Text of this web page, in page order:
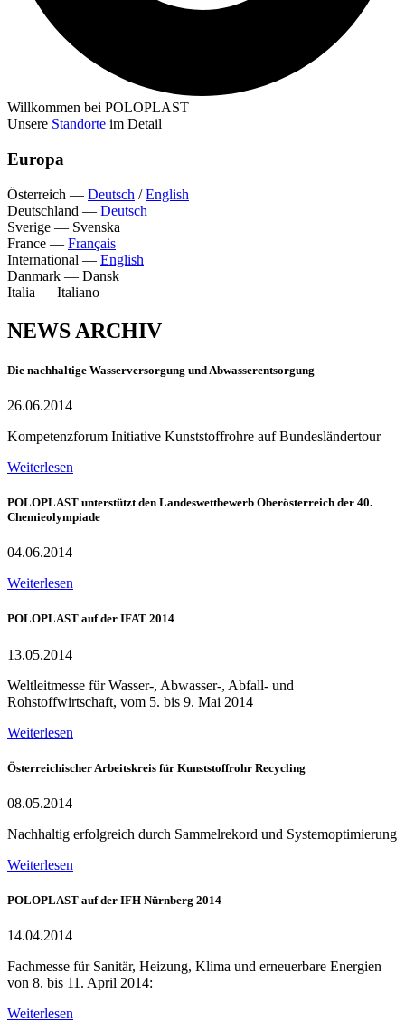
Willkommen bei POLOPLAST
Unsere Standorte im Detail
Europa
Österreich — Deutsch /English
Deutschland — Deutsch
Sverige — Svenska
France — Français
International — English
Danmark — Dansk
Italia — Italiano
NEWS ARCHIV
Die nachhaltige Wasserversorgung und Abwasserentsorgung
26.06.2014
Kompetenzforum Initiative Kunststoffrohre auf Bundesländertour
Weiterlesen
POLOPLAST unterstützt den Landeswettbewerb Oberösterreich der 40.
Chemieolympiade
04.06.2014
Weiterlesen
POLOPLAST auf der IFAT 2014
13.05.2014
Weltleitmesse für Wasser-, Abwasser-, Abfall- und
Rohstoffwirtschaft, vom 5. bis 9. Mai 2014
Weiterlesen
Österreichischer Arbeitskreis für Kunststoffrohr Recycling
08.05.2014
Nachhaltig erfolgreich durch Sammelrekord und Systemoptimierung
Weiterlesen
POLOPLAST auf der IFH Nürnberg 2014
14.04.2014
Fachmesse für Sanitär, Heizung, Klima und erneuerbare Energien
von 8. bis 11. April 2014:
Weiterlesen